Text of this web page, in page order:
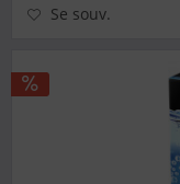
Se souv.